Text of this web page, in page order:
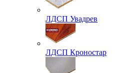
ЛДСП Увадрев
ЛДСП Кроностар